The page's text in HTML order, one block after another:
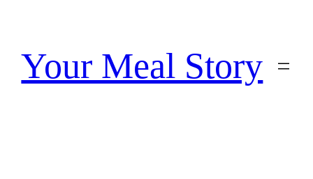
treściYour Meal Story